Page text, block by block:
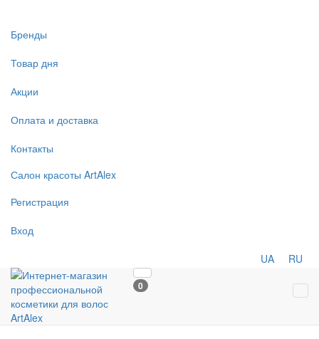
Бренды
Товар дня
Акции
Оплата и доставка
Контакты
Салон красоты ArtAlex
Регистрация
Вход
UA RU
0